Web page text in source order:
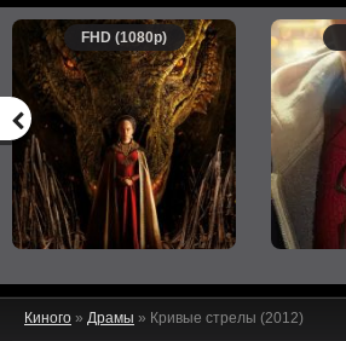
FHD (1080p)
Киного » Драмы » Кривые стрелы (2012)